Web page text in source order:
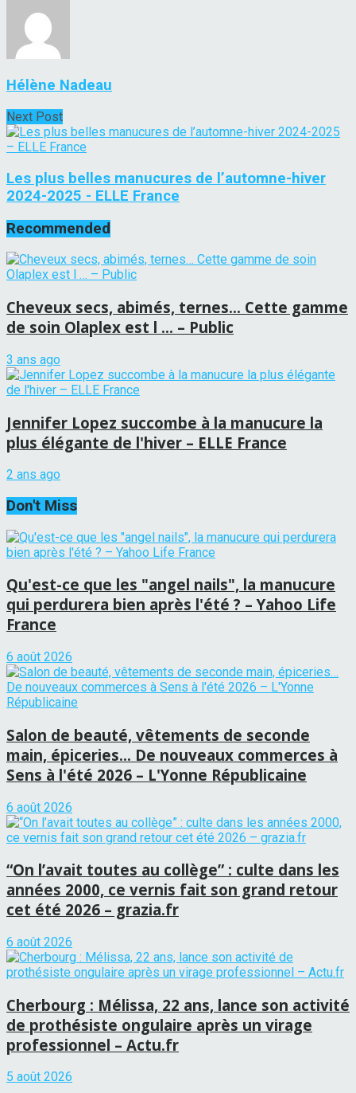
Hélène Nadeau
Next Post
Les plus belles manucures de l’automne-hiver
2024-2025 - ELLE France
Recommended
Cheveux secs, abimés, ternes… Cette gamme
de soin Olaplex est l … – Public
3 ans ago
Jennifer Lopez succombe à la manucure la
plus élégante de l'hiver – ELLE France
2 ans ago
Don't Miss
Qu'est-ce que les "angel nails", la manucure
qui perdurera bien après l'été ? – Yahoo Life
France
6 août 2026
Salon de beauté, vêtements de seconde
main, épiceries… De nouveaux commerces à
Sens à l'été 2026 – L'Yonne Républicaine
6 août 2026
“On l’avait toutes au collège” : culte dans les
années 2000, ce vernis fait son grand retour
cet été 2026 – grazia.fr
6 août 2026
Cherbourg : Mélissa, 22 ans, lance son activité
de prothésiste ongulaire après un virage
professionnel – Actu.fr
5 août 2026